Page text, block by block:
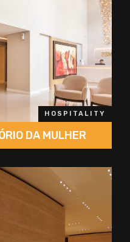
HOSPITALITY
DA MULHER